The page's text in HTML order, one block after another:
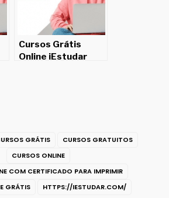
Cursos Grátis
Online iEstudar
GRÁTIS
CURSOS GRATUITOS
CURSOS ONLINE
COM CERTIFICADO PARA IMPRIMIR
GRÁTIS
HTTPS://IESTUDAR.COM/